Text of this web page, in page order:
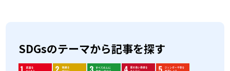
SDGsのテーマから記事を探す